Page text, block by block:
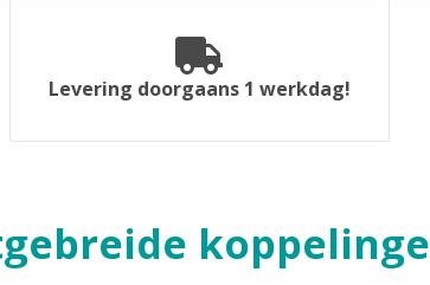
Levering doorgaans 1 werkdag!